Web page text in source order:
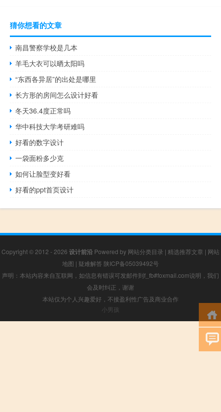
猜你想看的文章
南昌警察学校是几本
羊毛大衣可以晒太阳吗
“东西各异居”的出处是哪里
长方形的房间怎么设计好看
冬天36.4度正常吗
华中科技大学考研难吗
好看的数字设计
一袋面粉多少克
如何让脸型变好看
好看的ppt首页设计
Copyright © 2012 - 2026 设计前沿 Powered by 网站分类目录 | 精选推荐文章 | 网站
地图 | 疑难解答 陕ICP备05039492号
声明：本站内容来自互联网，如信息有错误可发邮件到f_fb#foxmail.com说明，我们
会及时纠正，谢谢
本站仅为个人兴趣爱好，不接盈利性广告及商业合作
小男孩